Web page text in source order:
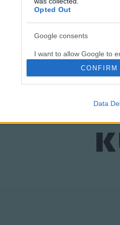
Opted Out
Google consents
I want to allow Google to
web or device identifiers in
I want to allow my user
I want to allow Google to
web or device identifiers
I want to allow Google to
CONFIRM
Data
VESZPRÉM–BALATON EURÓPA KULTURÁLIS